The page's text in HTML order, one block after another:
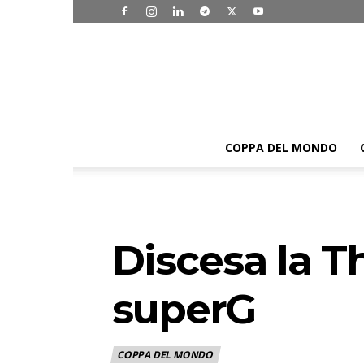
COPPA DEL MONDO
Discesa la
superG
COPPA DEL MONDO